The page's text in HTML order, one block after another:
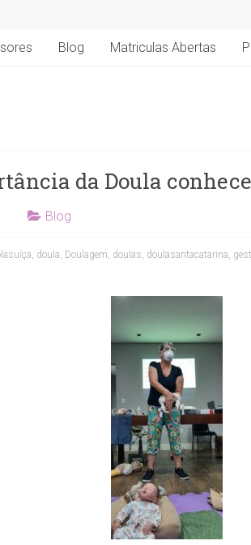
Blog Matriculas Abertas
da Doula
Blog
, doula, Doulagem, doulas, doulasantacatarina,